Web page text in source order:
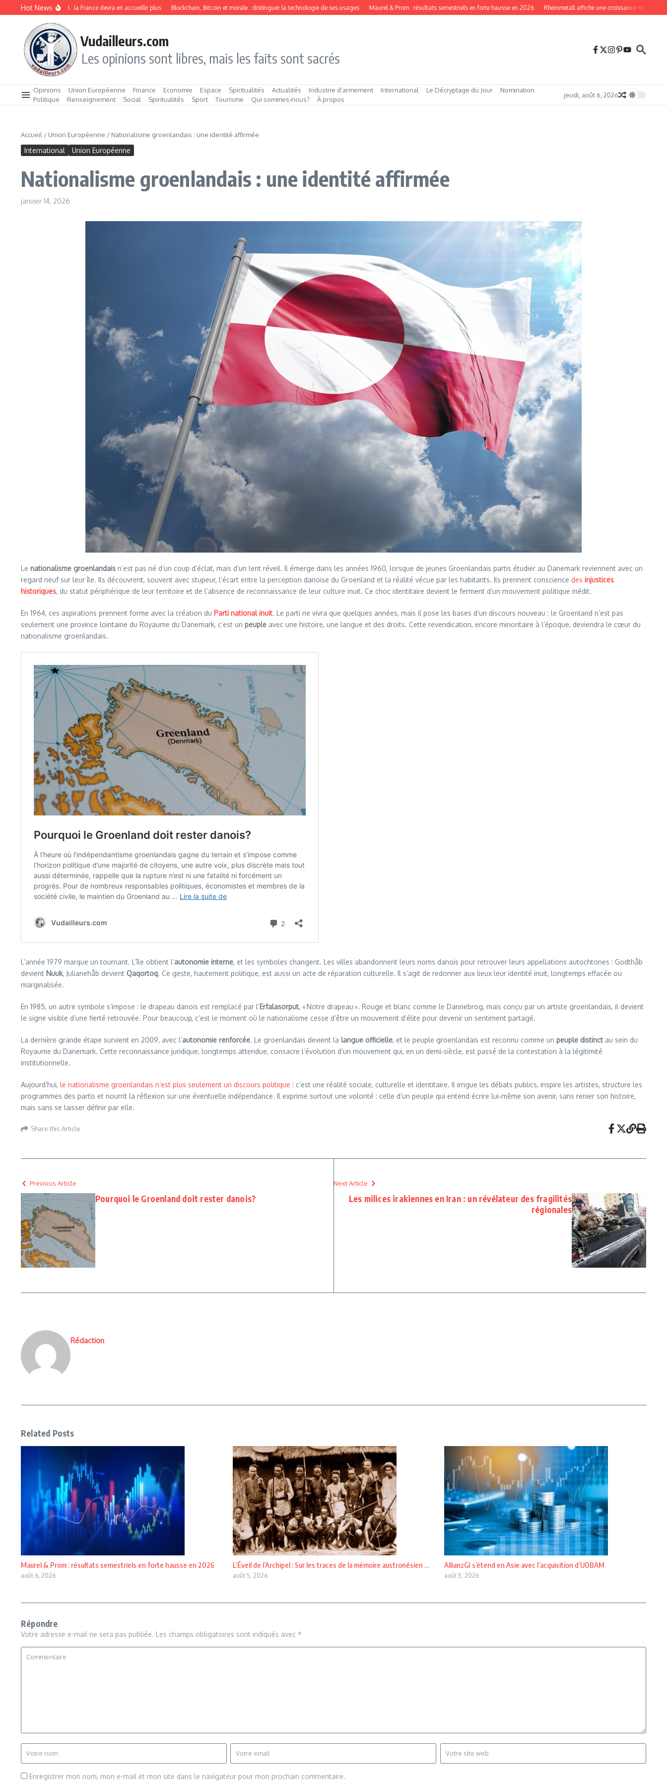
Aller au contenu
Hot News
de travail : la France devra en accueillir plus Blockchain, Bitcoin et morale : distinguer la technologie de ses usages Maurel & Prom : résultats semestriels en forte hausse en 2026 Rheinmetall affiche une croissance record en 2026
Vudailleurs.com
Les opinions sont libres, mais les faits sont sacrés
Opinions Union Européenne Finance Economie Espace Spiritualités Actualités Industrie d’armement International Le Décryptage du Jour
Nomination
Politique
Renseignement Social Spiritualités Sport Tourisme Qui sommes‑nous? À propos
jeudi, août 6, 2026
Accueil / Union Européenne / Nationalisme groenlandais : une identité affirmée
International Union Européenne
Nationalisme groenlandais : une identité affirmée
janvier 14, 2026
Le nationalisme groenlandais n’est pas né d’un coup d’éclat, mais d’un lent réveil. Il émerge dans les années 1960, lorsque de jeunes Groenlandais partis étudier au Danemark reviennent avec un
regard neuf sur leur île. Ils découvrent, souvent avec stupeur, l’écart entre la perception danoise du Groenland et la réalité vécue par les habitants. Ils prennent conscience des injustices
historiques, du statut périphérique de leur territoire et de l’absence de reconnaissance de leur culture inuit. Ce choc identitaire devient le ferment d’un mouvement politique inédit.
En 1964, ces aspirations prennent forme avec la création du Parti national inuit. Le parti ne vivra que quelques années, mais il pose les bases d’un discours nouveau : le Groenland n’est pas
seulement une province lointaine du Royaume du Danemark, c’est un peuple avec une histoire, une langue et des droits. Cette revendication, encore minoritaire à l’époque, deviendra le cœur du
nationalisme groenlandais.
L’année 1979 marque un tournant. L’île obtient l’autonomie interne, et les symboles changent. Les villes abandonnent leurs noms danois pour retrouver leurs appellations autochtones : Godthåb
devient Nuuk, Julianehåb devient Qaqortoq. Ce geste, hautement politique, est aussi un acte de réparation culturelle. Il s’agit de redonner aux lieux leur identité inuit, longtemps effacée ou
marginalisée.
En 1985, un autre symbole s’impose : le drapeau danois est remplacé par l’Erfalasorput, « Notre drapeau ». Rouge et blanc comme le Dannebrog, mais conçu par un artiste groenlandais, il devient
le signe visible d’une fierté retrouvée. Pour beaucoup, c’est le moment où le nationalisme cesse d’être un mouvement d’élite pour devenir un sentiment partagé.
La dernière grande étape survient en 2009, avec l’autonomie renforcée. Le groenlandais devient la langue officielle, et le peuple groenlandais est reconnu comme un peuple distinct au sein du
Royaume du Danemark. Cette reconnaissance juridique, longtemps attendue, consacre l’évolution d’un mouvement qui, en un demi‑siècle, est passé de la contestation à la légitimité
institutionnelle.
Aujourd’hui, le nationalisme groenlandais n’est plus seulement un discours politique : c’est une réalité sociale, culturelle et identitaire. Il irrigue les débats publics, inspire les artistes, structure les
programmes des partis et nourrit la réflexion sur une éventuelle indépendance. Il exprime surtout une volonté : celle d’un peuple qui entend écrire lui‑même son avenir, sans renier son histoire,
mais sans se laisser définir par elle.
Share this Article
Previous Article
Pourquoi le Groenland doit rester danois?
Next Article
Les milices irakiennes en Iran : un révélateur des fragilités
régionales
Rédaction
Related Posts
Maurel & Prom : résultats semestriels en forte hausse en 2026
août 6, 2026
L’Éveil de l’Archipel : Sur les traces de la mémoire austronésien ...
août 5, 2026
AllianzGI s’étend en Asie avec l’acquisition d’UOBAM
août 5, 2026
Répondre
Votre adresse e-mail ne sera pas publiée. Les champs obligatoires sont indiqués avec *
Enregistrer mon nom, mon e-mail et mon site dans le navigateur pour mon prochain commentaire.